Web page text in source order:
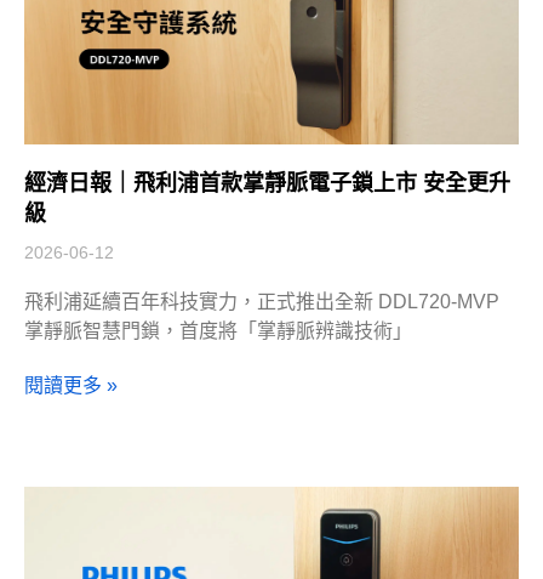
經濟日報｜飛利浦首款掌靜脈電子鎖上市 安全更升
級
2026-06-12
飛利浦延續百年科技實力，正式推出全新 DDL720-MVP
掌靜脈智慧門鎖，首度將「掌靜脈辨識技術」
閱讀更多 »